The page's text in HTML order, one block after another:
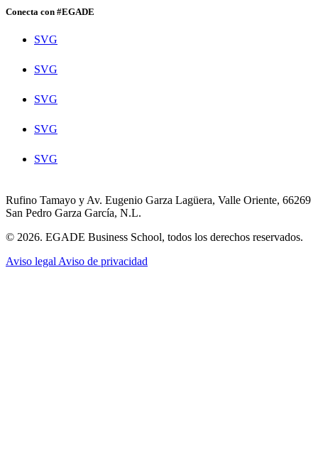
Conecta con #EGADE
SVG
SVG
SVG
SVG
SVG
Rufino Tamayo y Av. Eugenio Garza Lagüera, Valle Oriente, 66269
San Pedro Garza García, N.L.
© 2026. EGADE Business School, todos los derechos reservados.
Aviso legal Aviso de privacidad